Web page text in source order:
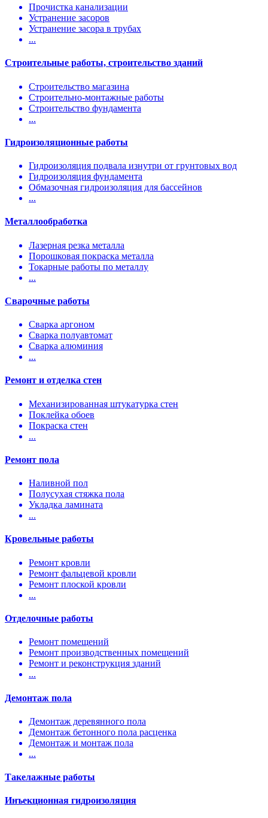
Прочистка канализации
Устранение засоров
Устранение засора в трубах
...
Строительные работы, строительство зданий
Строительство магазина
Строительно-монтажные работы
Строительство фундамента
...
Гидроизоляционные работы
Гидроизоляция подвала изнутри от грунтовых вод
Гидроизоляция фундамента
Обмазочная гидроизоляция для бассейнов
...
Металлообработка
Лазерная резка металла
Порошковая покраска металла
Токарные работы по металлу
...
Сварочные работы
Сварка аргоном
Сварка полуавтомат
Сварка алюминия
...
Ремонт и отделка стен
Механизированная штукатурка стен
Поклейка обоев
Покраска стен
...
Ремонт пола
Наливной пол
Полусухая стяжка пола
Укладка ламината
...
Кровельные работы
Ремонт кровли
Ремонт фальцевой кровли
Ремонт плоской кровли
...
Отделочные работы
Ремонт помещений
Ремонт производственных помещений
Ремонт и реконструкция зданий
...
Демонтаж пола
Демонтаж деревянного пола
Демонтаж бетонного пола расценка
Демонтаж и монтаж пола
...
Такелажные работы
Инъекционная гидроизоляция